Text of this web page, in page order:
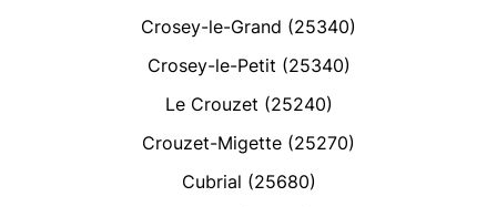
Crosey-le-Grand (25340)
Crosey-le-Petit (25340)
Le Crouzet (25240)
Crouzet-Migette (25270)
Cubrial (25680)